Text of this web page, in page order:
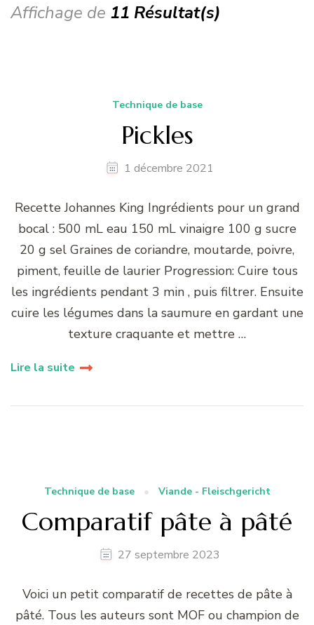
Affichage de 11 Résultat(s)
Technique de base
Pickles
1 décembre 2021
Recette Johannes King Ingrédients pour un grand
bocal : 500 mL eau 150 mL vinaigre 100 g sucre
20 g sel Graines de coriandre, moutarde, poivre,
piment, feuille de laurier Progression: Cuire tous
les ingrédients pendant 3 min , puis filtrer. Ensuite
cuire les légumes dans la saumure en gardant une
texture craquante et mettre …
Lire la suite
Technique de base Viande - Fleischgericht
Comparatif pâte à pâté
27 septembre 2023
Voici un petit comparatif de recettes de pâte à
pâté. Tous les auteurs sont MOF ou champion de